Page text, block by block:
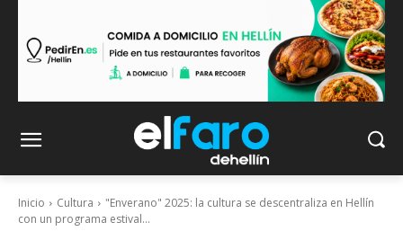
Inicio Cultura
"Enverano" 2025: la cultura se descentraliza en Hellín
con un programa estival...